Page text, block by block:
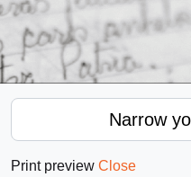
Narrow
Print preview Close